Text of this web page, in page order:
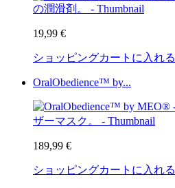
19,99 €
ショッピングカートに入れる
OralObedience™ by...
189,99 €
ショッピングカートに入れる